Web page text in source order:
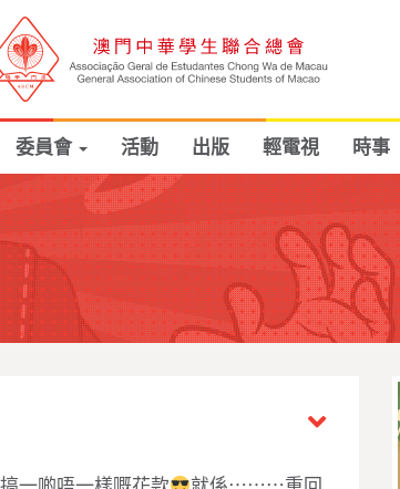
委員會 活動 出版 輕電視 時事